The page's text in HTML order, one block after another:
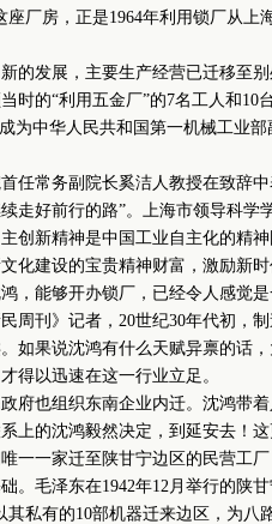
厂房，正是1964年利用锁厂从上
发展，主要生产经营已迁移至别
时的“利用五金厂”的7名工人和10
为中华人民共和国第一机械工业
常务副院长奚洁人教授在致辞中
走好前行的路”。上海市领导科学
创新精神是中国工业自主化的精
化建设的宝贵精神财富，激励新时
能够开办锁厂，已经令人感觉是
周刊》记者，20世纪30年代初，
如果说沈鸿有什么天赋异禀的话
得以迅速在这一行业立足。
也组织东南企业内迁。沈鸿带着
上的沈鸿毅然决定，到延安去！这
一家迁至陕甘宁边区的民营工厂
。毛泽东在1942年12月举行的陕
其私有的10部机器迁来边区，为八